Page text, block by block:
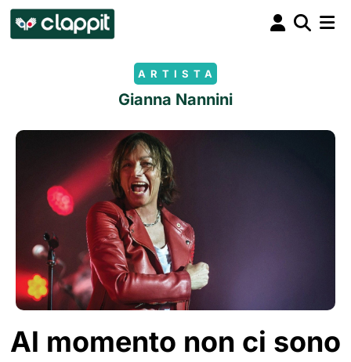
ARTISTA
Gianna Nannini
Al momento non ci sono